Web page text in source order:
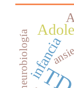
infancia
neurobiología